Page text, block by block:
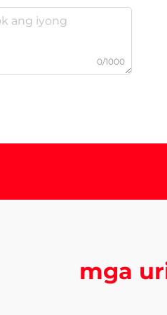
0/1000
mga